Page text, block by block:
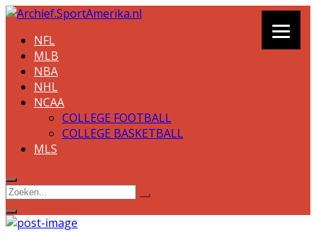
NFL
MLB
NBA
NHL
NCAA
COLLEGE FOOTBALL
COLLEGE BASKETBALL
MLS